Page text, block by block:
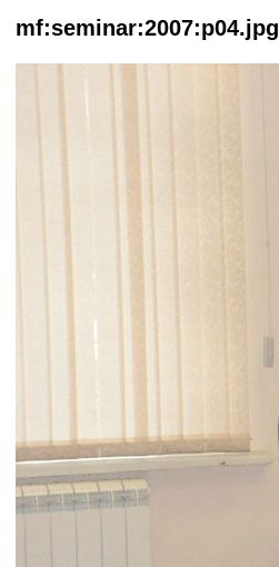
mf:seminar:2007:p04.jpg